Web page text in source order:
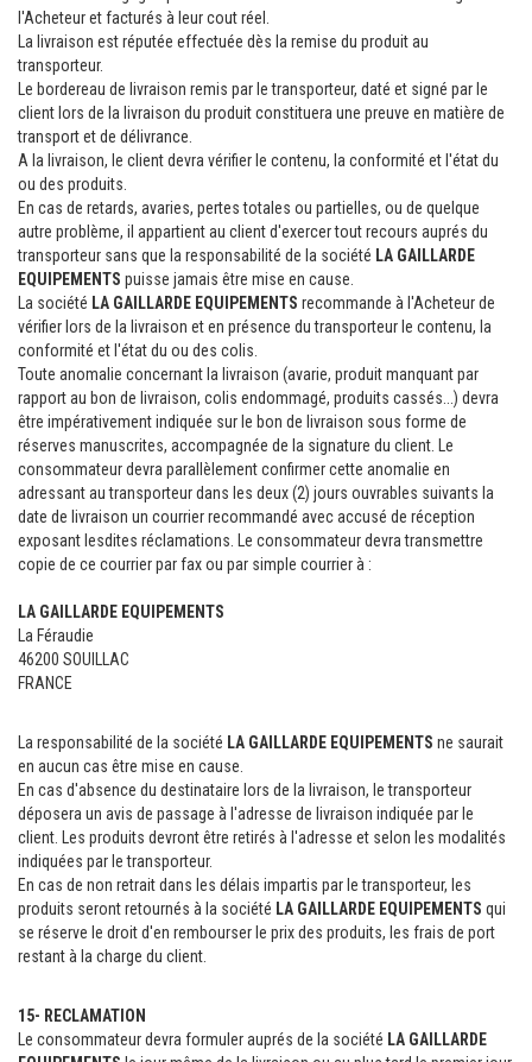
l'Acheteur et facturés à leur cout réel.
La livraison est réputée effectuée dès la remise du produit au
transporteur.
Le bordereau de livraison remis par le transporteur, daté et signé par le
client lors de la livraison du produit constituera une preuve en matière de
transport et de délivrance.
A la livraison, le client devra vérifier le contenu, la conformité et l'état du
ou des produits.
En cas de retards, avaries, pertes totales ou partielles, ou de quelque
autre problème, il appartient au client d'exercer tout recours auprés du
transporteur sans que la responsabilité de la société LA GAILLARDE
EQUIPEMENTS puisse jamais être mise en cause.
La société LA GAILLARDE EQUIPEMENTS recommande à l'Acheteur de
vérifier lors de la livraison et en présence du transporteur le contenu, la
conformité et l'état du ou des colis.
Toute anomalie concernant la livraison (avarie, produit manquant par
rapport au bon de livraison, colis endommagé, produits cassés...) devra
être impérativement indiquée sur le bon de livraison sous forme de
réserves manuscrites, accompagnée de la signature du client. Le
consommateur devra parallèlement confirmer cette anomalie en
adressant au transporteur dans les deux (2) jours ouvrables suivants la
date de livraison un courrier recommandé avec accusé de réception
exposant lesdites réclamations. Le consommateur devra transmettre
copie de ce courrier par fax ou par simple courrier à :
LA GAILLARDE EQUIPEMENTS
La Féraudie
46200 SOUILLAC
FRANCE
La responsabilité de la société LA GAILLARDE EQUIPEMENTS ne saurait
en aucun cas être mise en cause.
En cas d'absence du destinataire lors de la livraison, le transporteur
déposera un avis de passage à l'adresse de livraison indiquée par le
client. Les produits devront être retirés à l'adresse et selon les modalités
indiquées par le transporteur.
En cas de non retrait dans les délais impartis par le transporteur, les
produits seront retournés à la société LA GAILLARDE EQUIPEMENTS qui
se réserve le droit d'en rembourser le prix des produits, les frais de port
restant à la charge du client.
15- RECLAMATION
Le consommateur devra formuler auprés de la société LA GAILLARDE